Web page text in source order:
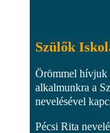
Szülők
Örömmel hívjuk
alkalmunkra a
nevelésével
Pécsi Rita